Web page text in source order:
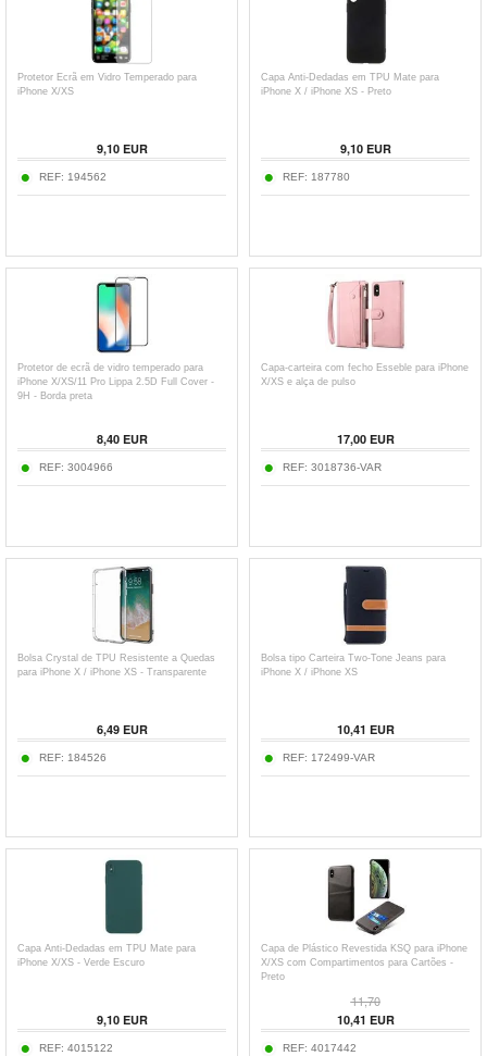
Protetor Ecrã em Vidro Temperado para
iPhone X/XS
9,10EUR
REF: 194562
Capa Anti-Dedadas em TPU Mate para
iPhone X / iPhone XS - Preto
9,10EUR
REF: 187780
Protetor de ecrã de vidro temperado para
iPhone X/XS/11 Pro Lippa 2.5D Full Cover -
9H - Borda preta
8,40EUR
REF: 3004966
Capa-carteira com fecho Esseble para iPhone
X/XS e alça de pulso
17,00EUR
REF: 3018736-VAR
Bolsa Crystal de TPU Resistente a Quedas
para iPhone X / iPhone XS - Transparente
6,49EUR
REF: 184526
Bolsa tipo Carteira Two-Tone Jeans para
iPhone X / iPhone XS
10,41 EUR
REF: 172499-VAR
Capa Anti-Dedadas em TPU Mate para
iPhone X/XS - Verde Escuro
9,10EUR
REF: 4015122
Capa de Plástico Revestida KSQ para iPhone
X/XS com Compartimentos para Cartões -
Preto
11,70
10,41 EUR
REF: 4017442